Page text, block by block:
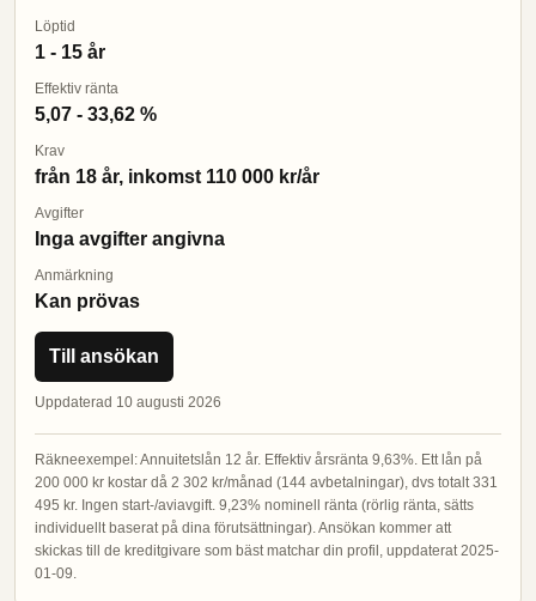
Löptid
1 - 15 år
Effektiv ränta
5,07 - 33,62 %
Krav
från 18 år, inkomst 110 000 kr/år
Avgifter
Inga avgifter angivna
Anmärkning
Kan prövas
Till ansökan
Uppdaterad 10 augusti 2026
Räkneexempel: Annuitetslån 12 år. Effektiv årsränta 9,63%. Ett lån på
200 000 kr kostar då 2 302 kr/månad (144 avbetalningar), dvs totalt 331
495 kr. Ingen start-/aviavgift. 9,23% nominell ränta (rörlig ränta, sätts
individuellt baserat på dina förutsättningar). Ansökan kommer att
skickas till de kreditgivare som bäst matchar din profil, uppdaterat 2025-
01-09.